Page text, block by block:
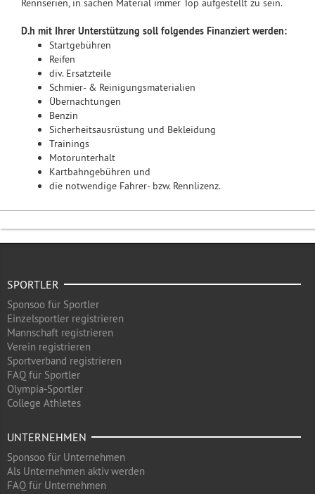
Rennserien, in sachen Material immer Top aufgestellt zu sein.
D.h mit Ihrer Unterstützung soll folgendes Finanziert werden:
Startgebühren
Reifen
div. Ersatzteile
Schmier- & Reinigungsmaterialien
Übernachtungen
Benzin
Sicherheitsausrüstung und Bekleidung
Trainings
Motorunterhalt
Kartbahngebühren und
die notwendige Fahrer- bzw. Rennlizenz.
SPORTLER
Sponsoo für Sportler
Einzelsportler registrieren
Mannschaft registrieren
Verein registrieren
Sportverband registrieren
FAQ für Sportler
Olympia-Sportler
College Athletes
UNTERNEHMEN
Sponsoo für Unternehmen
Als Unternehmen aktiv werden
FAQ für Unternehmen